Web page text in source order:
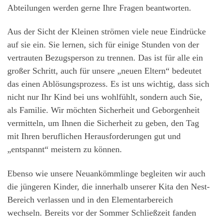
Abteilungen werden gerne Ihre Fragen beantworten.
Aus der Sicht der Kleinen strömen viele neue Eindrücke
auf sie ein. Sie lernen, sich für einige Stunden von der
vertrauten Bezugsperson zu trennen. Das ist für alle ein
großer Schritt, auch für unsere „neuen Eltern“ bedeutet
das einen Ablösungsprozess. Es ist uns wichtig, dass sich
nicht nur Ihr Kind bei uns wohlfühlt, sondern auch Sie,
als Familie. Wir möchten Sicherheit und Geborgenheit
vermitteln, um Ihnen die Sicherheit zu geben, den Tag
mit Ihren beruflichen Herausforderungen gut und
„entspannt“ meistern zu können.
Ebenso wie unsere Neuankömmlinge begleiten wir auch
die jüngeren Kinder, die innerhalb unserer Kita den Nest-
Bereich verlassen und in den Elementarbereich
wechseln. Bereits vor der Sommer Schließzeit fanden